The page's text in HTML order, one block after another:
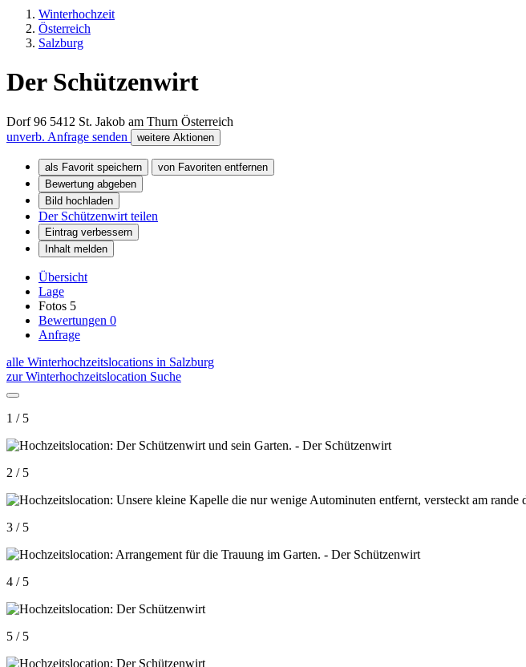
Winterhochzeit
Österreich
Salzburg
Der Schützenwirt
Dorf 96 5412 St. Jakob am Thurn Österreich
unverb. Anfrage senden
weitere Aktionen
als Favorit speichern
von Favoriten entfernen
Bewertung abgeben
Bild hochladen
Der Schützenwirt teilen
Eintrag verbessern
Inhalt melden
Übersicht
Lage
Fotos 5
Bewertungen 0
Anfrage
alle Winterhochzeitslocations in Salzburg
zur Winterhochzeitslocation Suche
1 / 5
2 / 5
3 / 5
4 / 5
5 / 5